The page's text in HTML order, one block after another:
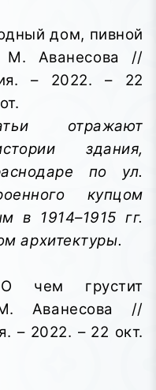
дом, пивной
М. Аванесова //
– 2022. – 22
отражают
здания,
по ул.
купцом
в 1914–1915 гг.
архитектуры.
О чем грустит
Аванесова //
– 2022. – 22 окт.